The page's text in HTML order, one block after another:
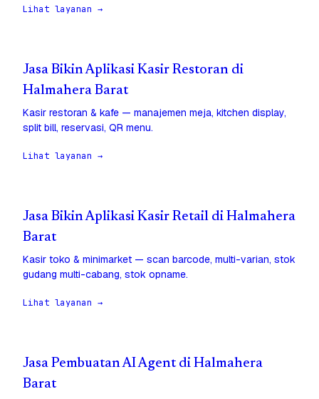
Lihat layanan →
Jasa Bikin Aplikasi Kasir Restoran di
Halmahera Barat
Kasir restoran & kafe — manajemen meja, kitchen display,
split bill, reservasi, QR menu.
Lihat layanan →
Jasa Bikin Aplikasi Kasir Retail di Halmahera
Barat
Kasir toko & minimarket — scan barcode, multi-varian, stok
gudang multi-cabang, stok opname.
Lihat layanan →
Jasa Pembuatan AI Agent di Halmahera
Barat